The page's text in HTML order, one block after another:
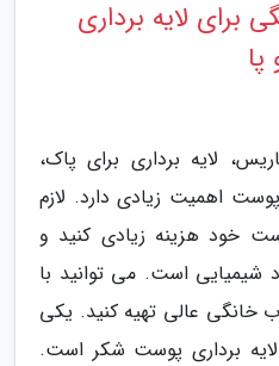
برای لایه برداری
لایه برداری برای پاک،
اهمیت زیادی دارد. لازم
خود هزینه زیادی کنید و
شیمیایی است. می توانید با
خانگی عالی تهیه کنید. یکی
لایه برداری پوست شکر است.